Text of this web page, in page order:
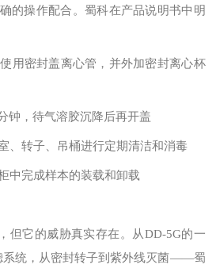
的操作配合。蜀科在产品说明书中明
用密封盖离心管，并外加密封离心杯
钟，待气溶胶沉降后再开盖
、转子、吊桶进行定期清洁和消毒
中完成样本的装载和卸载
但它的威胁真实存在。从DD-5G的一
系统，从密封转子到紫外线灭菌——蜀